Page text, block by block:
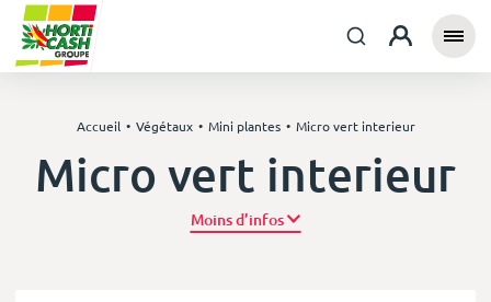
Accueil Végétaux Mini plantes Micro vert interieur
Micro vert interieur
Plus d’infos